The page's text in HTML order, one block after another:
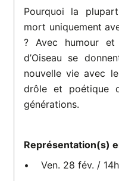
Pourquoi la
mort uniquement
? Avec humour et
d’Oiseau se
nouvelle vie avec
drôle et poétique
générations.
Représentation(s)
• Ven. 28 fév. /